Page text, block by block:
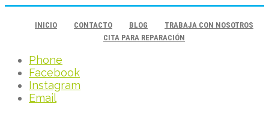
INICIO CONTACTO BLOG
TRABAJA CON NOSOTROS
CITA PARA REPARACIÓN
Phone
Facebook
Instagram
Email